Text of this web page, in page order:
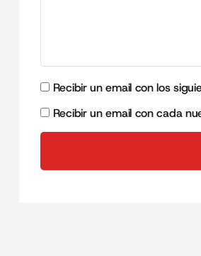
Recibir un email con los
Recibir un email con cada